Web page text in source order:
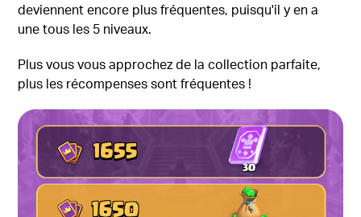
deviennent encore plus fréquentes, puisqu'il y en a
une tous les 5 niveaux.
Plus vous vous approchez de la collection parfaite,
plus les récompenses sont fréquentes !